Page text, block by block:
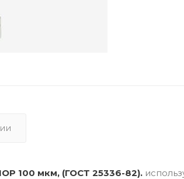
100 мкм, (ГОСТ 25336-82).